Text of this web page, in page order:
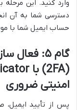
وارد کنید. این
دسترسی شما به آن
حساب ایمیل شما با
گام ۵:
امنیتی ضروری
پس از تأیید ایمیل،